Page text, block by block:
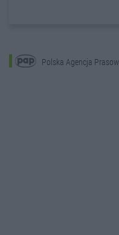
Polska Agencja